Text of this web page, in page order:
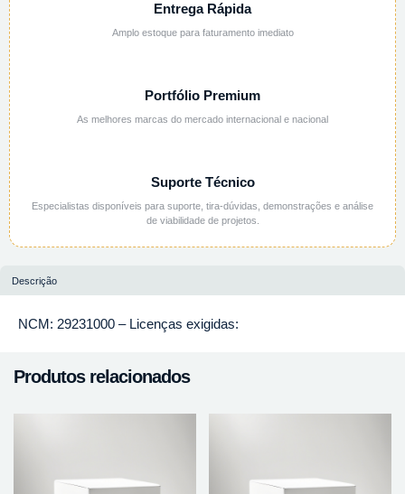
Entrega Rápida
Amplo estoque para faturamento imediato
Portfólio Premium
As melhores marcas do mercado internacional e nacional
Suporte Técnico
Especialistas disponíveis para suporte, tira-dúvidas, demonstrações e análise
de viabilidade de projetos.
Descrição
NCM: 29231000 – Licenças exigidas:
Produtos relacionados